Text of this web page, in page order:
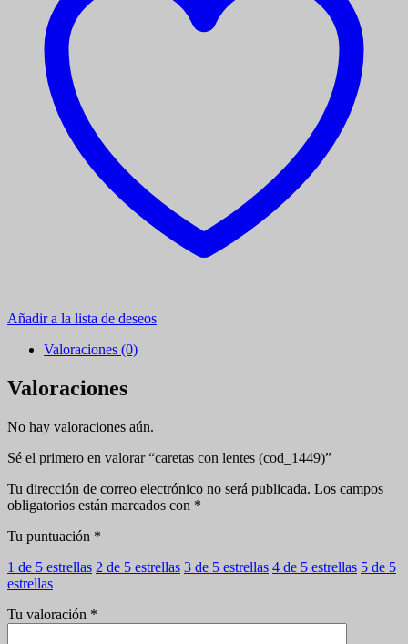
Añadir a la lista de deseos
Valoraciones (0)
Valoraciones
No hay valoraciones aún.
Sé el primero en valorar “caretas con lentes (cod_1449)”
Tu dirección de correo electrónico no será publicada. Los campos
obligatorios están marcados con *
Tu puntuación *
1 de 5 estrellas 2 de 5 estrellas 3 de 5 estrellas 4 de 5 estrellas 5 de 5
estrellas
Tu valoración *